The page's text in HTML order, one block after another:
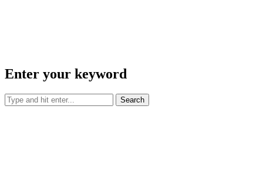
Enter your keyword
Search